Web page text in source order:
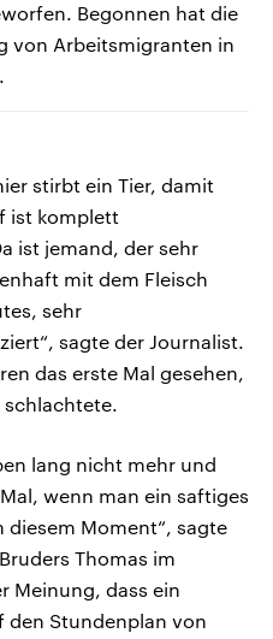
Begonnen hat die
von Arbeitsmigranten in
stirbt ein Tier, damit
ist komplett
ist jemand, der sehr
mit dem Fleisch
sehr
sagte der Journalist.
das erste Mal gesehen,
schlachtete.
lang nicht mehr und
wenn man ein saftiges
diesem Moment“, sagte
Thomas im
Meinung, dass ein
den Stundenplan von